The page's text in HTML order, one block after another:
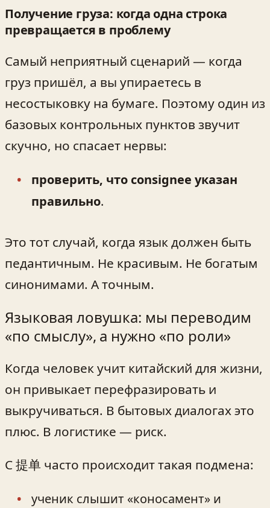
Получение груза: когда одна строка
превращается в проблему
Самый неприятный сценарий — когда
груз пришёл, а вы упираетесь в
несостыковку на бумаге. Поэтому один из
базовых контрольных пунктов звучит
скучно, но спасает нервы:
проверить, что consignee указан
правильно.
Это тот случай, когда язык должен быть
педантичным. Не красивым. Не богатым
синонимами. А точным.
Языковая ловушка: мы переводим
«по смыслу», а нужно «по роли»
Когда человек учит китайский для жизни,
он привыкает перефразировать и
выкручиваться. В бытовых диалогах это
плюс. В логистике — риск.
С 提单 часто происходит такая подмена:
ученик слышит «коносамент» и